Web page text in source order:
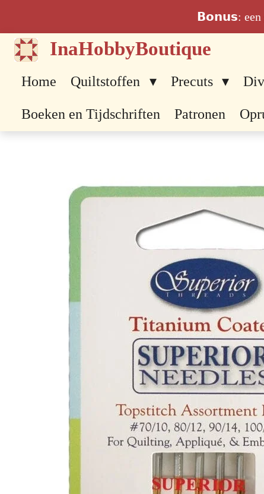
direct
naar
𝗕𝗼𝗻𝘂𝘀: een
InaHobbyBoutique
Home Quiltstoffen Precuts
Boeken en Tijdschriften Patronen